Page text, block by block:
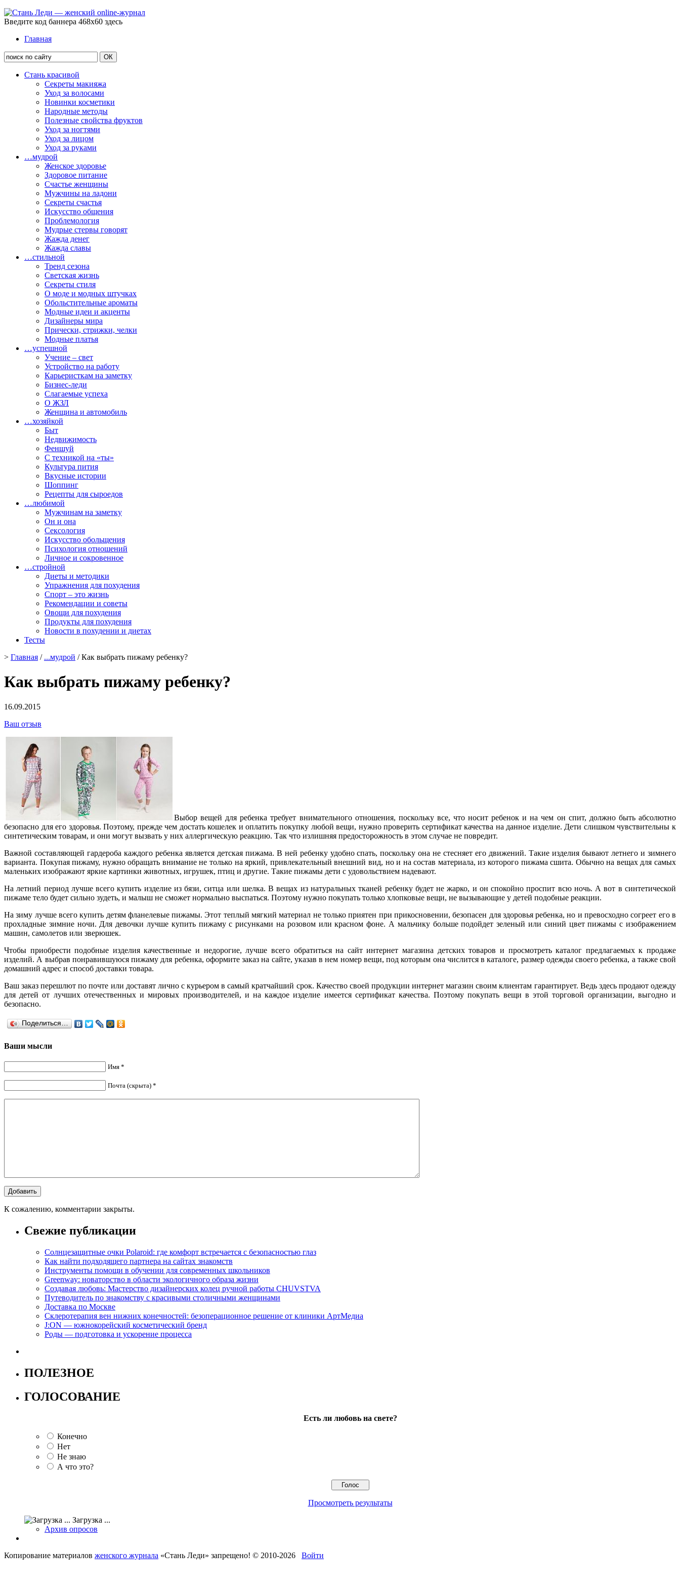
Введите код баннера 468x60 здесь
Главная
Стань красивой
Секреты макияжа
Уход за волосами
Новинки косметики
Народные методы
Полезные свойства фруктов
Уход за ногтями
Уход за лицом
Уход за руками
…мудрой
Женское здоровье
Здоровое питание
Счастье женщины
Мужчины на ладони
Секреты счастья
Искусство общения
Проблемология
Мудрые стервы говорят
Жажда денег
Жажда славы
…стильной
Тренд сезона
Светская жизнь
Секреты стиля
О моде и модных штучках
Обольстительные ароматы
Модные идеи и акценты
Дизайнеры мира
Прически, стрижки, челки
Модные платья
…успешной
Учение – свет
Устройство на работу
Карьеристкам на заметку
Бизнес-леди
Слагаемые успеха
О ЖЗЛ
Женщина и автомобиль
…хозяйкой
Быт
Недвижимость
Феншуй
С техникой на «ты»
Культура пития
Вкусные истории
Шоппинг
Рецепты для сыроедов
…любимой
Мужчинам на заметку
Он и она
Сексология
Искусство обольщения
Психология отношений
Личное и сокровенное
…стройной
Диеты и методики
Упражнения для похудения
Спорт – это жизнь
Рекомендации и советы
Овощи для похудения
Продукты для похудения
Новости в похудении и диетах
Тесты
> Главная / ...мудрой / Как выбрать пижаму ребенку?
Как выбрать пижаму ребенку?
16.09.2015
Ваш отзыв
Выбор вещей для ребенка требует внимательного отношения, поскольку все, что носит ребенок и на чем он спит, должно быть абсолютно
безопасно для его здоровья.Поэтому, прежде чем достать кошелек и оплатить покупку любой вещи, нужно проверить сертификат качества на данное изделие. Дети слишком чувствительны к
синтетическим товарам, и они могут вызвать у них аллергическую реакцию. Так что излишняя предосторожность в этом случае не повредит.
Важной составляющей гардероба каждого ребенка является детская пижама. В ней ребенку удобно спать, поскольку она не стесняет его движений. Такие изделия бывают летнего и зимнего
варианта. Покупая пижаму, нужно обращать внимание не только на яркий, привлекательный внешний вид, но и на состав материала, из которого пижама сшита. Обычно на вещах для самых
маленьких изображают яркие картинки животных, игрушек, птиц и другие. Такие пижамы дети с удовольствием надевают.
На летний период лучше всего купить изделие из бязи, ситца или шелка. В вещах из натуральных тканей ребенку будет не жарко, и он спокойно проспит всю ночь. А вот в синтетической
пижаме тело будет сильно зудеть, и малыш не сможет нормально выспаться. Поэтому нужно покупать только хлопковые вещи, не вызывающие у детей подобные реакции.
На зиму лучше всего купить детям фланелевые пижамы. Этот теплый мягкий материал не только приятен при прикосновении, безопасен для здоровья ребенка, но и превосходно согреет его в
прохладные зимние ночи. Для девочки лучше купить пижаму с рисунками на розовом или красном фоне. А мальчику больше подойдет зеленый или синий цвет пижамы с изображением
машин, самолетов или зверюшек.
Чтобы приобрести подобные изделия качественные и недорогие, лучше всего обратиться на сайт интернет магазина детских товаров и просмотреть каталог предлагаемых к продаже
изделий. А выбрав понравившуюся пижаму для ребенка, оформите заказ на сайте, указав в нем номер вещи, под которым она числится в каталоге, размер одежды своего ребенка, а также свой
домашний адрес и способ доставки товара.
Ваш заказ перешлют по почте или доставят лично с курьером в самый кратчайший срок. Качество своей продукции интернет магазин своим клиентам гарантирует. Ведь здесь продают одежду
для детей от лучших отечественных и мировых производителей, и на каждое изделие имеется сертификат качества. Поэтому покупать вещи в этой торговой организации, выгодно и
безопасно.
Поделиться…
Ваши мысли
Имя *
Почта (скрыта) *
К сожалению, комментарии закрыты.
Свежие публикации
Солнцезащитные очки Polaroid: где комфорт встречается с безопасностью глаз
Как найти подходящего партнера на сайтах знакомств
Инструменты помощи в обучении для современных школьников
Greenway: новаторство в области экологичного образа жизни
Создавая любовь: Мастерство дизайнерских колец ручной работы CHUVSTVA
Путеводитель по знакомству с красивыми столичными женщинами
Доставка по Москве
Склеротерапия вен нижних конечностей: безоперационное решение от клиники АртМедиа
J:ON — южнокорейский косметический бренд
Роды — подготовка и ускорение процесса
ПОЛЕЗНОЕ
ГОЛОСОВАНИЕ
Есть ли любовь на свете?
Конечно
Нет
Не знаю
А что это?
Просмотреть результаты
Загрузка ...
Архив опросов
Копирование материалов женского журнала «Стань Леди» запрещено! © 2010-2026 Войти